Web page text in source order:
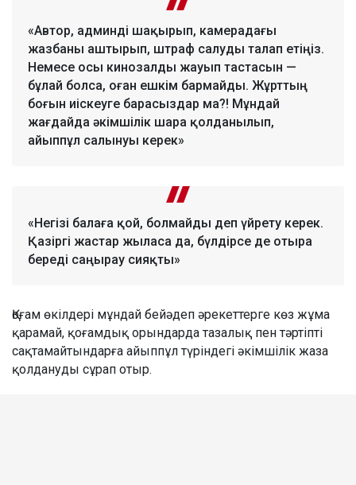
«Автор, админді шақырып, камерадағы
жазбаны аштырып, штраф салуды талап етіңіз.
Немесе осы кинозалды жауып тастасын —
бұлай болса, оған ешкім бармайды. Жұрттың
боғын иіскеуге барасыздар ма?! Мұндай
жағдайда әкімшілік шара қолданылып,
айыппұл салынуы керек»
«Негізі балаға қой, болмайды деп үйрету керек.
Қазіргі жастар жыласа да, бүлдірсе де отыра
береді саңырау сияқты»
Қоғам өкілдері мұндай бейәдеп әрекеттерге көз жұма
қарамай, қоғамдық орындарда тазалық пен тәртіпті
сақтамайтындарға айыппұл түріндегі әкімшілік жаза
қолдануды сұрап отыр.